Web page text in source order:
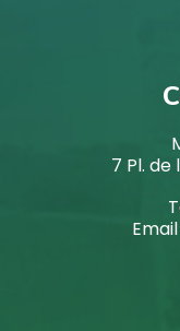
7 Pl.
Email